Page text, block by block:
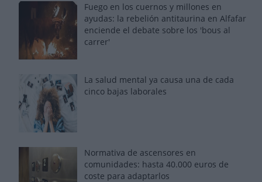
Fuego en los cuernos y millones en
ayudas: la rebelión antitaurina en Alfafar
enciende el debate sobre los 'bous al
carrer'
La salud mental ya causa una de cada
cinco bajas laborales
Normativa de ascensores en
comunidades: hasta 40.000 euros de
coste para adaptarlos